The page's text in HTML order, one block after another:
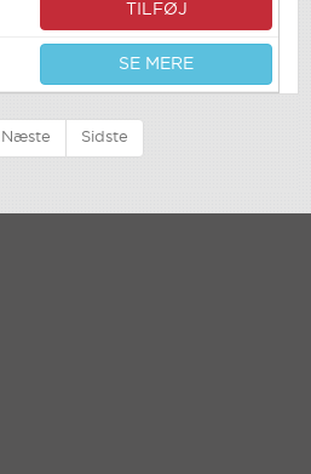
TILFØJ
SE MERE
Næste Sidste